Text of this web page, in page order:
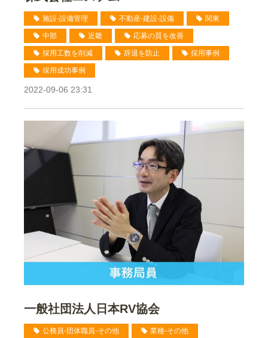
施設-設備管理 不動産-建設-設備 関東
中部 近畿 応募の質を改善
採用工数を削減 辞退を防止 採用事例
採用成功事例
2022-09-06 23:31
一般社団法人日本RV協会
公務員-団体職員-その他 業種-その他